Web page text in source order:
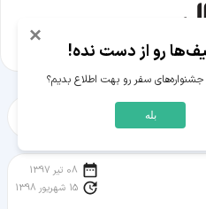
شهرگردی
08 تیر 1397
15 شهریور 1398
×
رو از دست نده!
سفر رو بهت اطلاع بدیم؟
بله